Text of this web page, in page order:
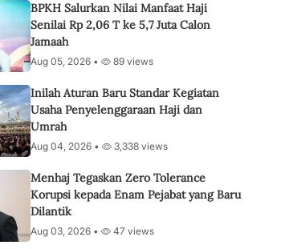
BPKH Salurkan Nilai Manfaat Haji
Senilai Rp 2,06 T ke 5,7 Juta Calon
Jamaah
Aug 05, 2026 • 89 views
Inilah Aturan Baru Standar Kegiatan
Usaha Penyelenggaraan Haji dan
Umrah
Aug 04, 2026 • 3,338 views
Menhaj Tegaskan Zero Tolerance
Korupsi kepada Enam Pejabat yang Baru
Dilantik
Aug 03, 2026 • 47 views